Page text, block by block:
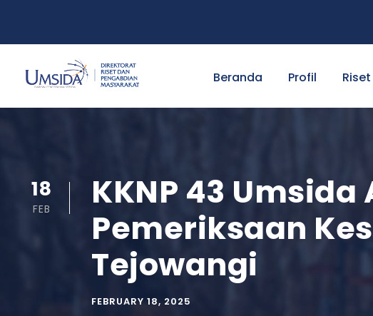
Beranda Profil Riset
18
FEB
KKNP 43
Pemeriksaan
Tejowangi
FEBRUARY 18, 2025